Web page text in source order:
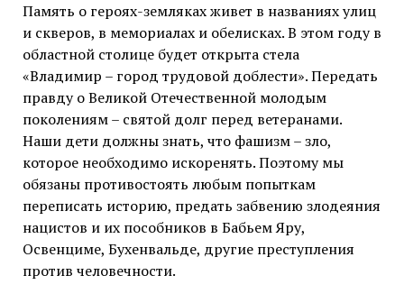
Память о героях-земляках живет в названиях улиц
и скверов, в мемориалах и обелисках. В этом году в
областной столице будет открыта стела
«Владимир – город трудовой доблести». Передать
правду о Великой Отечественной молодым
поколениям – святой долг перед ветеранами.
Наши дети должны знать, что фашизм – зло,
которое необходимо искоренять. Поэтому мы
обязаны противостоять любым попыткам
переписать историю, предать забвению злодеяния
нацистов и их пособников в Бабьем Яру,
Освенциме, Бухенвальде, другие преступления
против человечности.